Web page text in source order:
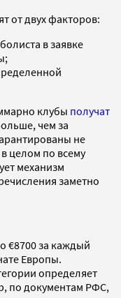
от двух факторов:
в заявке
клубы получат
чем за
не
целом по всему
механизм
заметно
€8700 за каждый
Европы.
определяет
по документам РФС,